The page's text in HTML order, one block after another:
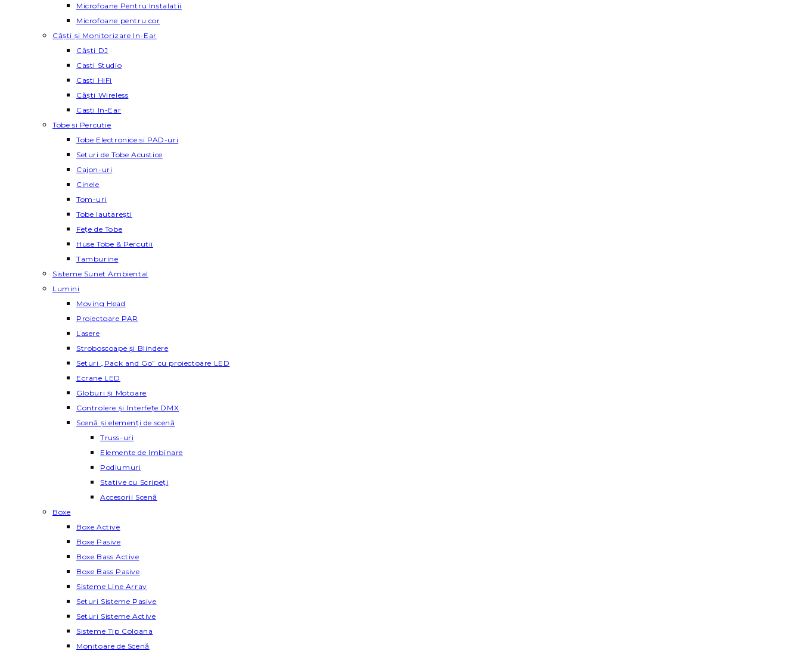
Microfoane Pentru Instalatii
Microfoane pentru cor
Căști și Monitorizare In-Ear
Căști DJ
Casti Studio
Casti HiFi
Căști Wireless
Casti In-Ear
Tobe si Percutie
Tobe Electronice si PAD-uri
Seturi de Tobe Acustice
Cajon-uri
Cinele
Tom-uri
Tobe lautareşti
Fețe de Tobe
Huse Tobe & Percutii
Tamburine
Sisteme Sunet Ambiental
Lumini
Moving Head
Proiectoare PAR
Lasere
Stroboscoape și Blindere
Seturi „Pack and Go” cu proiectoare LED
Ecrane LED
Globuri și Motoare
Controlere și Interfețe DMX
Scenă și elemenți de scenă
Truss-uri
Elemente de Imbinare
Podiumuri
Stative cu Scripeți
Accesorii Scenă
Boxe
Boxe Active
Boxe Pasive
Boxe Bass Active
Boxe Bass Pasive
Sisteme Line Array
Seturi Sisteme Pasive
Seturi Sisteme Active
Sisteme Tip Coloana
Monitoare de Scenă